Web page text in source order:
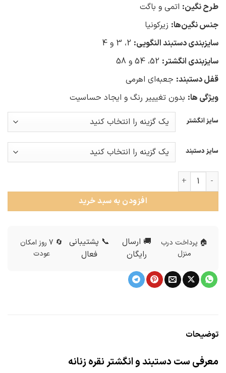
طرح نگین: اتمی و باگت
جنس نگین‌ها: زیرکونیا
سایزبندی دستبند النگویی:
سایزبندی انگشتر:
قفل دستبند: جعبه‌ای اهرمی
ویژگی ها: بدون تغیییر رنگ و ایجاد حساسیت
سایز انگشتر
سایز دستبند
ست دستبند و انگشتر نقره زنانه عدد
افزودن به سبد خرید
🏠 پرداخت درب
منزل
🚚 ارسال
رایگان
📞 پشتیبانی
فعال
🔄 7 روز امکان
عودت
توضیحات
معرفی ست دستبند و انگشتر نقره زنانه